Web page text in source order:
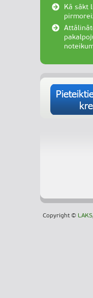
Kā sākt
Copyright © LAKS